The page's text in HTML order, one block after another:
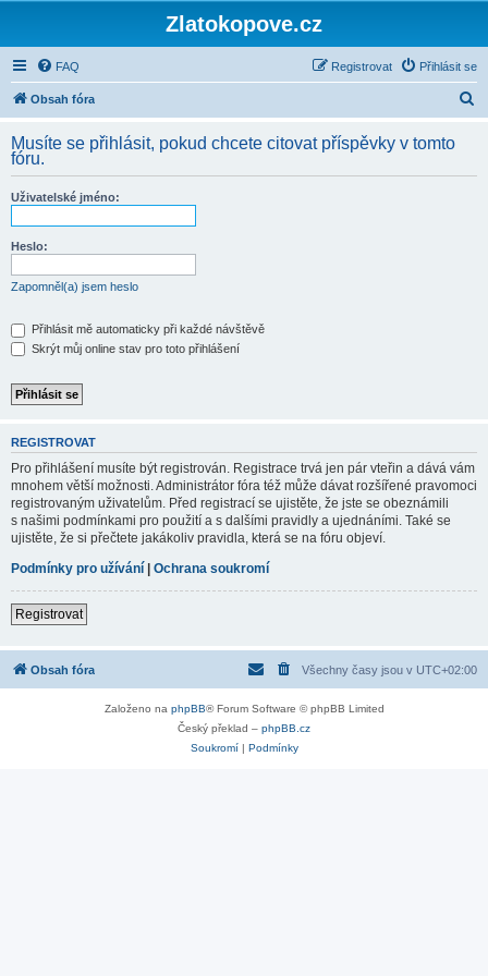
Zlatokopove.cz
FAQ Přihlásit se
Registrovat
Obsah fóra
d
Musíte se přihlásit, pokud chcete citovat příspěvky v tomto
fóru.
Uživatelské jméno:
Heslo:
Zapomněl(a) jsem heslo
Přihlásit mě automaticky při každé návštěvě
Skrýt můj online stav pro toto přihlášení
REGISTROVAT
Pro přihlášení musíte být registrován. Registrace trvá jen pár vteřin a dává vám
mnohem větší možnosti. Administrátor fóra též může dávat rozšířené pravomoci
registrovaným uživatelům. Před registrací se ujistěte, že jste se obeznámili
s našimi podmínkami pro použití a s dalšími pravidly a ujednáními. Také se
ujistěte, že si přečtete jakákoliv pravidla, která se na fóru objeví.
Podmínky pro užívání | Ochrana soukromí
Registrovat
Obsah fóra Všechny časy jsou v UTC+02:00
Založeno na phpBB® Forum Software © phpBB Limited
Český překlad – phpBB.cz
Soukromí| Podmínky